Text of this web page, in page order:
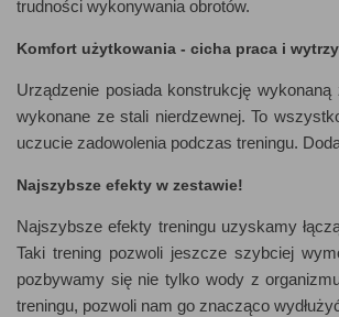
trudności wykonywania obrotów.
Komfort użytkowania - cicha praca i
Urządzenie posiada konstrukcję
wykonane ze stali nierdzewnej. To
uczucie zadowolenia podczas treningu.
Najszybsze efekty w zestawie!
Najszybsze efekty treningu uzyskamy
Taki trening pozwoli jeszcze szybciej
pozbywamy się nie tylko wody z
treningu, pozwoli nam go znacząco